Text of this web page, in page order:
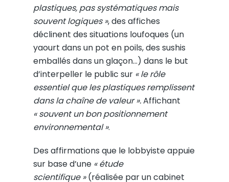
plastiques, pas systématiques mais
souvent logiques », des affiches
déclinent des situations loufoques (un
yaourt dans un pot en poils, des sushis
emballés dans un glaçon…) dans le but
d’interpeller le public sur « le rôle
essentiel que les plastiques remplissent
dans la chaîne de valeur ».Affichant
« souvent un bon positionnement
environnemental ».
Des affirmations que le lobbyiste appuie
sur base d’une « étude
scientifique »(réalisée par un cabinet